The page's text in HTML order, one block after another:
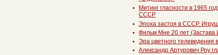
Митинг гласности в 1965
СССР
Эпоха застоя в СССР.
Фильм Мне 20 лет (Застава
Эра цветного телевидения
Александр Артурович Роу